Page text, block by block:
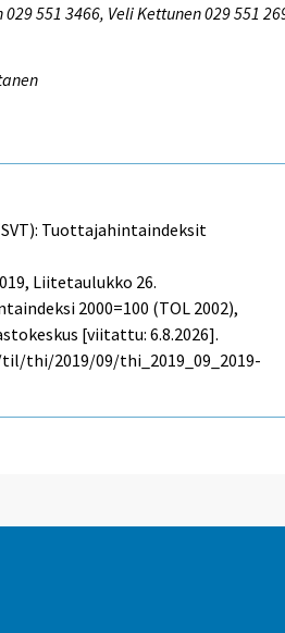
551 3466, Veli Kettunen 029 551
Tuottajahintaindeksit
Liitetaulukko 26.
2000=100 (TOL 2002),
[viitattu: 6.8.2026].
thi/2019/09/thi_2019_09_2019-